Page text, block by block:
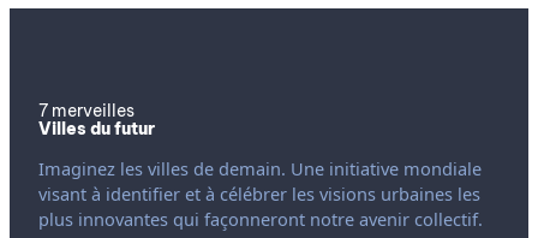
7 merveilles
Villes du futur
Imaginez les villes de demain. Une initiative mondiale
visant à identifier et à célébrer les visions urbaines les
plus innovantes qui façonneront notre avenir collectif.